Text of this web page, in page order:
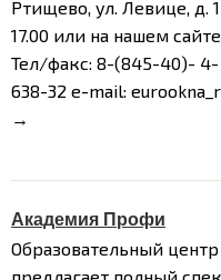
Ртищево, ул. Левице, д. 1
17.00 или на нашем
Тел/факс: 8-(845-40)-
638-32 e-mail:
→
Академия Профи
Образовательный